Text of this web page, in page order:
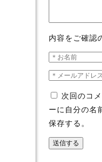
内容をご確認
次回のコ
ーに自分の名
保存する。